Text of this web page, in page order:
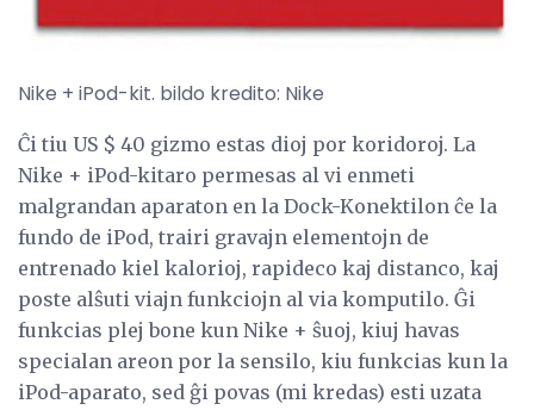
Nike + iPod-kit. bildo kredito: Nike
Ĉi tiu US $ 40 gizmo estas dioj por koridoroj. La
Nike + iPod-kitaro permesas al vi enmeti
malgrandan aparaton en la Dock-Konektilon ĉe la
fundo de iPod, trairi gravajn elementojn de
entrenado kiel kalorioj, rapideco kaj distanco, kaj
poste alŝuti viajn funkciojn al via komputilo. Ĝi
funkcias plej bone kun Nike + ŝuoj, kiuj havas
specialan areon por la sensilo, kiu funkcias kun la
iPod-aparato, sed ĝi povas (mi kredas) esti uzata